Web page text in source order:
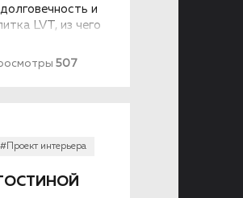
и
LVT, из чего
507
#Проект интерьера